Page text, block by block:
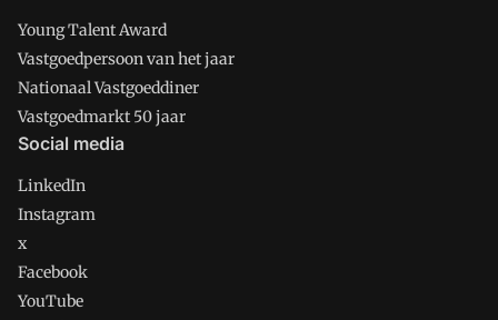
Young Talent Award
Vastgoedpersoon van het jaar
Nationaal Vastgoeddiner
Vastgoedmarkt 50 jaar
Social media
LinkedIn
Instagram
x
Facebook
YouTube